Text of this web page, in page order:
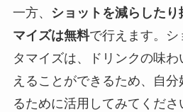
一方、
ショットを減らした
マイズは無料で行えます。シ
タマイズは、ドリンクの味
えることができるため、自
るために活用してみてくださ